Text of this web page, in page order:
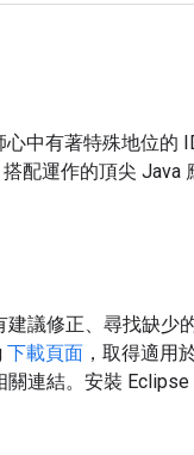
中有著特殊地位的
配運作的頂尖 Java
議修正、尋找缺少
下載頁面 ，取得適用
連結。安裝